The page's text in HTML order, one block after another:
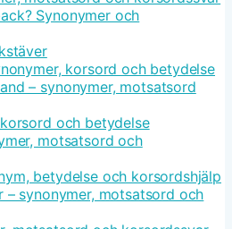
Synonymer och
korsord och betydelse
– synonymer, motsatsord
och betydelse
motsatsord och
betydelse och korsordshjälp
– synonymer, motsatsord och